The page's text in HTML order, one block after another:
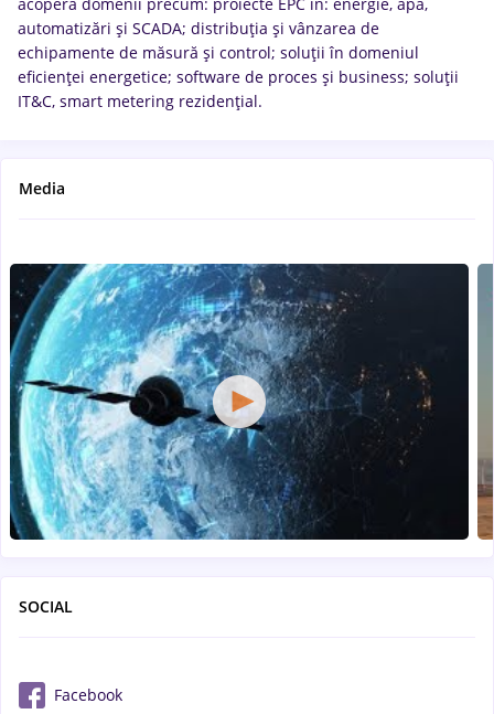
automatizări și SCADA; distribuția și vânzarea de
echipamente de măsură și control; soluții în domeniul
eficienței energetice; software de proces și business; soluții
IT&C, smart metering rezidențial.
Media
SOCIAL
Facebook